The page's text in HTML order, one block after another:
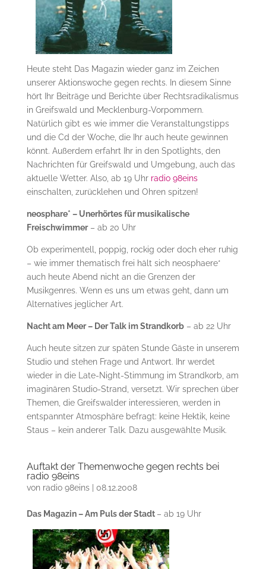
Heute steht Das Magazin wieder ganz im Zeichen
unserer Aktionswoche gegen rechts. In diesem Sinne
hört Ihr Beiträge und Berichte über Rechtsradikalismus
in Greifswald und Mecklenburg-Vorpommern.
Natürlich gibt es wie immer die Veranstaltungstipps
und die Cd der Woche, die Ihr auch heute gewinnen
könnt. Außerdem erfahrt Ihr in den Spotlights, den
Nachrichten für Greifswald und Umgebung, auch das
aktuelle Wetter. Also, ab 19 Uhr radio 98eins
einschalten, zurücklehen und Ohren spitzen!
neosphare* – Unerhörtes für musikalische
Freischwimmer– ab 20 Uhr
Ob experimentell, poppig, rockig oder doch eher ruhig
– wie immer thematisch frei hält sich neosphaere*
auch heute Abend nicht an die Grenzen der
Musikgenres. Wenn es uns um etwas geht, dann um
Alternatives jeglicher Art.
Nacht am Meer – Der Talk im Strandkorb– ab 22 Uhr
Auch heute sitzen zur späten Stunde Gäste in unserem
Studio und stehen Frage und Antwort. Ihr werdet
wieder in die Late-Night-Stimmung im Strandkorb, am
imaginären Studio-Strand, versetzt. Wir sprechen über
Themen, die Greifswalder interessieren, werden in
entspannter Atmosphäre befragt: keine Hektik, keine
Staus – kein anderer Talk. Dazu ausgewählte Musik.
Auftakt der Themenwoche gegen rechts bei
radio 98eins
von radio 98eins| 08.12.2008
Das Magazin – Am Puls der Stadt – ab 19 Uhr